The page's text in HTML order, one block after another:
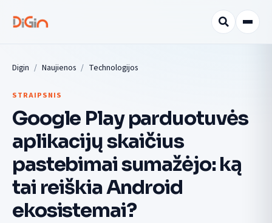
Digin Naujienos Technologijos
STRAIPSNIS
Google Play parduotuvės
aplikacijų skaičius
pastebimai sumažėjo: ką
tai reiškia Android
ekosistemai?